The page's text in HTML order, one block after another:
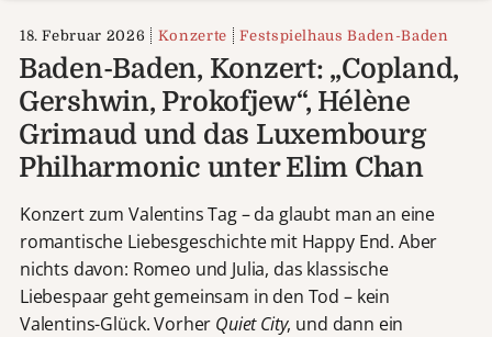
18. Februar 2026 Konzerte Festspielhaus Baden-Baden
Baden-Baden, Konzert: „Copland,
Gershwin, Prokofjew“, Hélène
Grimaud und das Luxembourg
Philharmonic unter Elim Chan
Konzert zum Valentins Tag – da glaubt man an eine
romantische Liebesgeschichte mit Happy End. Aber
nichts davon: Romeo und Julia, das klassische
Liebespaar geht gemeinsam in den Tod – kein
Valentins-Glück. Vorher Quiet City, und dann ein